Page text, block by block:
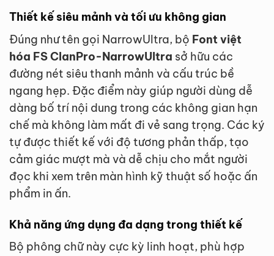
Thiết kế siêu mảnh và tối ưu không gian
Đúng như tên gọi NarrowUltra, bộ Font việt
hóa FS ClanPro-NarrowUltra sở hữu các
đường nét siêu thanh mảnh và cấu trúc bề
ngang hẹp. Đặc điểm này giúp người dùng dễ
dàng bố trí nội dung trong các không gian hạn
chế mà không làm mất đi vẻ sang trọng. Các ký
tự được thiết kế với độ tương phản thấp, tạo
cảm giác mượt mà và dễ chịu cho mắt người
đọc khi xem trên màn hình kỹ thuật số hoặc ấn
phẩm in ấn.
Khả năng ứng dụng đa dạng trong thiết kế
Bộ phông chữ này cực kỳ linh hoạt, phù hợp